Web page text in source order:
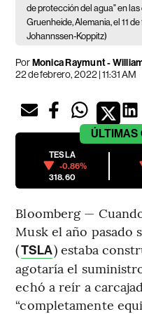
de protección del agua" en
Gruenheide, Alemania, el 11
Johannssen-Koppitz)
PorMonica Raymunt -
22 de febrero, 2022 | 11:31 AM
ÚLTIMAS
TESLA
-0.86%
318.60
Bloomberg —
Musk el año pasado
(TSLA) estaba
agotaría el
echó a reír a
“completamente